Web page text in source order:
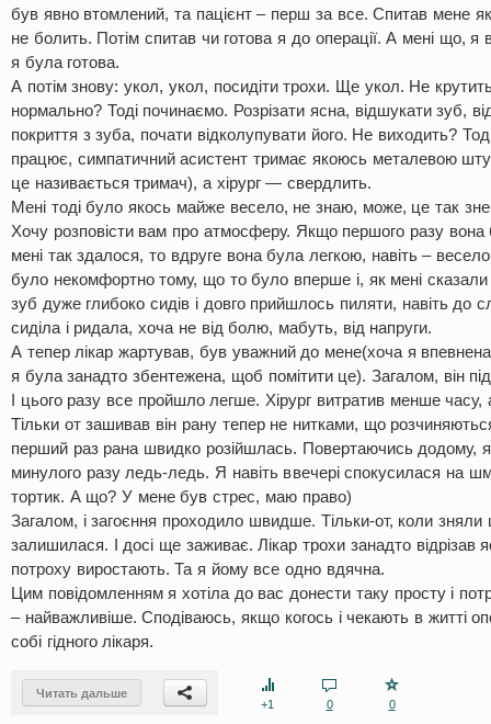
був явно втомлений, та пацієнт – перш за все. Спитав мене
не болить. Потім спитав чи готова я до операції. А мені що, я
я була готова.
А потім знову: укол, укол, посидіти трохи. Ще укол. Не
нормально? Тоді починаємо. Розрізати ясна, відшукати зуб,
покриття з зуба, почати відколупувати його. Не виходить?
працює, симпатичний асистент тримає якоюсь металевою
це називається тримач), а хірург — свердлить.
Мені тоді було якось майже весело, не знаю, може, це так
Хочу розповісти вам про атмосферу. Якщо першого разу
мені так здалося, то вдруге вона була легкою, навіть –
було некомфортно тому, що то було вперше і, як мені
зуб дуже глибоко сидів і довго прийшлось пиляти, навіть до
сиділа і ридала, хоча не від болю, мабуть, від напруги.
А тепер лікар жартував, був уважний до мене(хоча я
я була занадто збентежена, щоб помітити це). Загалом, він
І цього разу все пройшло легше. Хірург витратив менше
Тільки от зашивав він рану тепер не нитками, що
перший раз рана швидко розійшлась. Повертаючись додому,
минулого разу ледь-ледь. Я навіть ввечері спокусилася на
тортик. А що? У мене був стрес, маю право)
Загалом, і загоєння проходило швидше. Тільки-от, коли зняли
залишилася. І досі ще заживає. Лікар трохи занадто відрізав
потроху виростають. Та я йому все одно вдячна.
Цим повідомленням я хотіла до вас донести таку просту і
– найважливіше. Сподіваюсь, якщо когось і чекають в житті
собі гідного лікаря.
Читать дальше
+1
0 0